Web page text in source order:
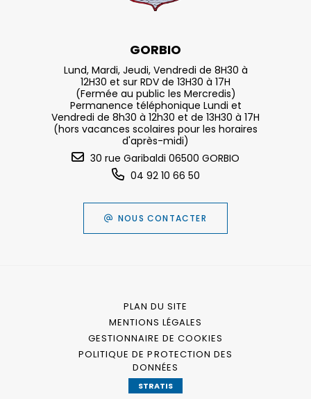
GORBIO
Lund, Mardi, Jeudi, Vendredi de 8H30 à
12H30 et sur RDV de 13H30 à 17H
(Fermée au public les Mercredis)
Permanence téléphonique Lundi et
Vendredi de 8h30 à 12h30 et de 13H30 à 17H
(hors vacances scolaires pour les horaires
d'après-midi)
30 rue Garibaldi 06500 GORBIO
04 92 10 66 50
NOUS CONTACTER
PLAN DU SITE
MENTIONS LÉGALES
GESTIONNAIRE DE COOKIES
POLITIQUE DE PROTECTION DES
DONNÉES
STRATIS